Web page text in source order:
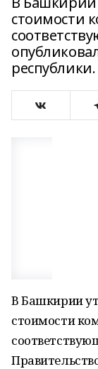
стоимости
республики.
В Башкирии
стоимости